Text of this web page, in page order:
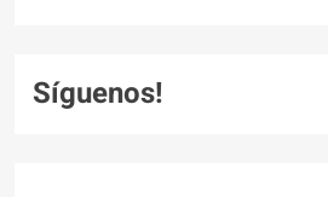
Síguenos!